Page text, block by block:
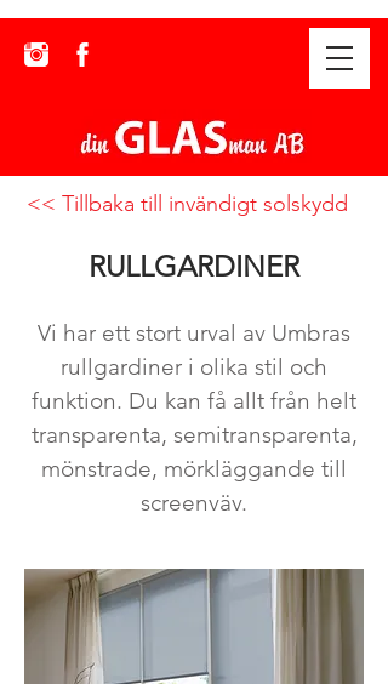
<< Tillbaka till invändigt solskydd
RULLGARDINER
Vi har ett stort urval av Umbras
rullgardiner i olika stil och
funktion. Du kan få allt från helt
transparenta, semitransparenta,
mönstrade, mörkläggande till
screenväv.